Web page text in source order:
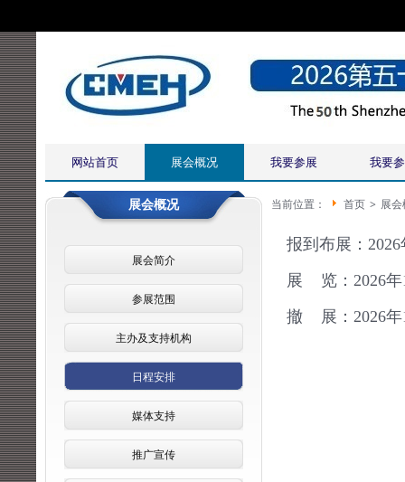
网站首页 展会概况 我要参展 我要
展会概况
展会简介
参展范围
主办及支持机构
日程安排
媒体支持
推广宣传
当前位置： 首页 > 展
报到布展：
展 览：2026年
撤 展：2026年